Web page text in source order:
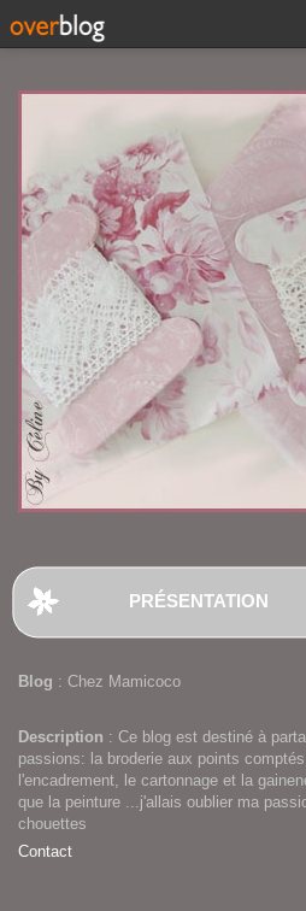
PRÉSENTATION
Blog : Chez Mamicoco
Description : Ce blog est destiné à
passions: la broderie aux points
l'encadrement, le cartonnage et la
que la peinture ...j'allais oublier ma
chouettes
Contact